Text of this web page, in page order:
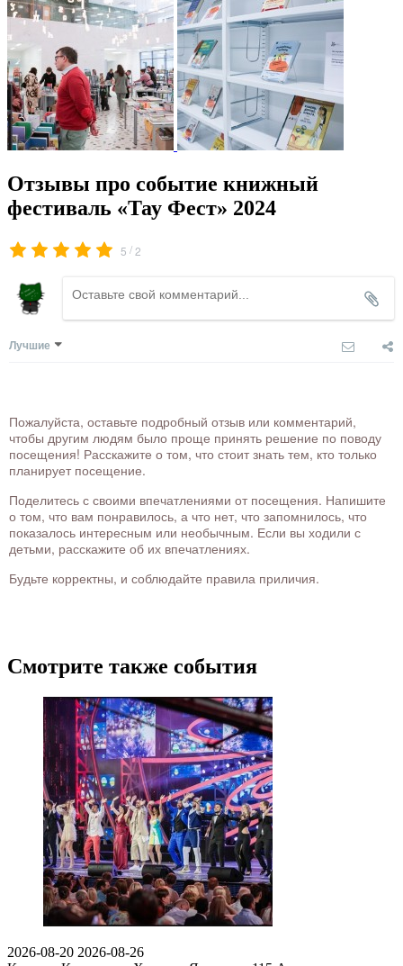
Отзывы про событие книжный
фестиваль «Тау Фест» 2024
5 /2
Лучшие
Пожалуйста, оставьте подробный отзыв или комментарий,
чтобы другим людям было проще принять решение по поводу
посещения! Расскажите о том, что стоит знать тем, кто только
планирует посещение.
Поделитесь с своими впечатлениями от посещения. Напишите
о том, что вам понравилось, а что нет, что запомнилось, что
показалось интересным или необычным. Если вы ходили с
детьми, расскажите об их впечатлениях.
Будьте корректны, и соблюдайте правила приличия.
Смотрите также события
2026-08-20 2026-08-26